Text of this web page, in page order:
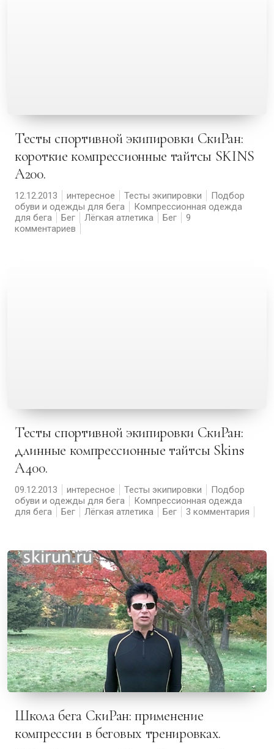
Тесты спортивной экипировки СкиРан:
короткие компрессионные тайтсы SKINS
A200.
12.12.2013 интересное Тесты экипировки
Подбор
обуви и одежды для бега
Компрессионная одежда
для бега
Бег Лёгкая атлетика Бег
9
комментариев
Тесты спортивной экипировки СкиРан:
длинные компрессионные тайтсы Skins
A400.
09.12.2013 интересное Тесты экипировки
Подбор
обуви и одежды для бега
Компрессионная одежда
для бега
Бег Лёгкая атлетика Бег 3 комментария
Школа бега СкиРан: применение
компрессии в беговых тренировках.